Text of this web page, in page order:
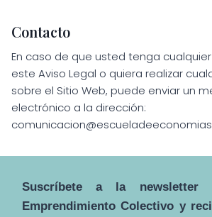
Contacto
En caso de que usted tenga
este Aviso Legal o quiera realizar
sobre el Sitio Web, puede enviar un
electrónico a la dirección:
Suscríbete a la
Emprendimiento Colectivo y